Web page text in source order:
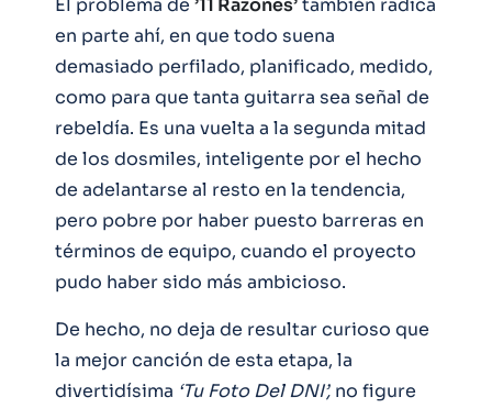
en parte ahí, en que todo suena
demasiado perfilado, planificado, medido,
como para que tanta guitarra sea señal de
rebeldía. Es una vuelta a la segunda mitad
de los dosmiles, inteligente por el hecho
de adelantarse al resto en la tendencia,
pero pobre por haber puesto barreras en
términos de equipo, cuando el proyecto
pudo haber sido más ambicioso.
De hecho, no deja de resultar curioso que
la mejor canción de esta etapa, la
divertidísima ‘Tu Foto Del DNI’, no figure